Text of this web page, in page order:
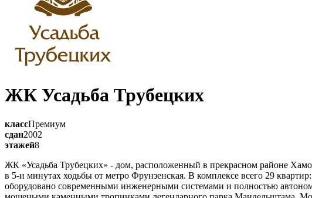
ЖК Усадьба Трубецких
классПремиум
сдан2002
этажей8
ЖК «Усадьба Трубецких» - дом, расположенный в прекрасном районе
в 5-и минутах ходьбы от метро Фрунзенская. В комплексе всего 29
оборудовано современными инженерными системами и полностью